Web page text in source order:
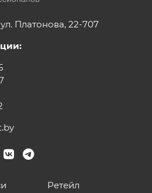
Платонова, 22-707
Ретейл